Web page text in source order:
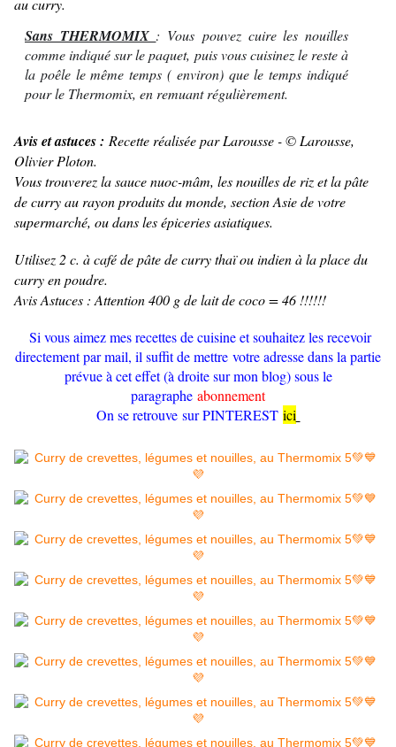
au curry.
Sans THERMOMIX : Vous pouvez cuire les nouilles
comme indiqué sur le paquet, puis vous cuisinez le reste à
la poêle le même temps ( environ) que le temps indiqué
pour le Thermomix, en remuant régulièrement.
Avis et astuces : Recette réalisée par Larousse - © Larousse,
Olivier Ploton.
Vous trouverez la sauce nuoc-mâm, les nouilles de riz et la pâte
de curry au rayon produits du monde, section Asie de votre
supermarché, ou dans les épiceries asiatiques.
Utilisez 2 c. à café de pâte de curry thaï ou indien à la place du
curry en poudre.
Avis Astuces : Attention 400 g de lait de coco = 46 !!!!!!
Si vous aimez mes recettes de cuisine et souhaitez les recevoir
directement par mail, il suffit de mettre votre adresse dans la partie
prévue à cet effet (à droite sur mon blog) sous le
paragraphe abonnement
On se retrouve sur PINTEREST ici